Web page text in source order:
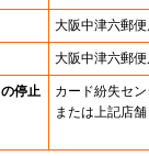
大阪中津六郵
大阪中津六郵
停止
カード紛失セ
または上記店舗